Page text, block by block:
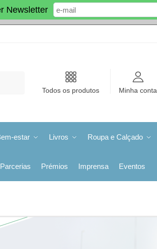
Newsletter
Todos os produtos Minha conta
estar Livros Roupa e Calçado
Parcerias Prémios Imprensa Eventos